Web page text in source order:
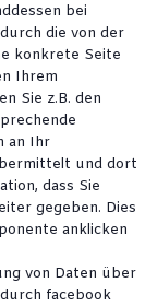
bei
die von der
konkrete Seite
Ihrem
Sie z.B. den
an Ihr
und dort
dass Sie
gegeben. Dies
anklicken
von Daten über
facebook